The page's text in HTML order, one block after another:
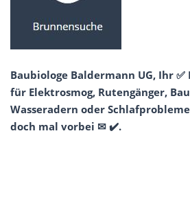
Baubiologe Baldermann UG, Ihr ✅
für Elektrosmog, Rutengänger,
Wasseradern oder
doch mal vorbei ✉ ✔️.